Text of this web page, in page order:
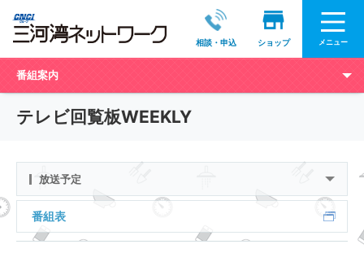
相談・申込 ショップ メニュー
番組案内
テレビ回覧板WEEKLY
放送予定
番組表